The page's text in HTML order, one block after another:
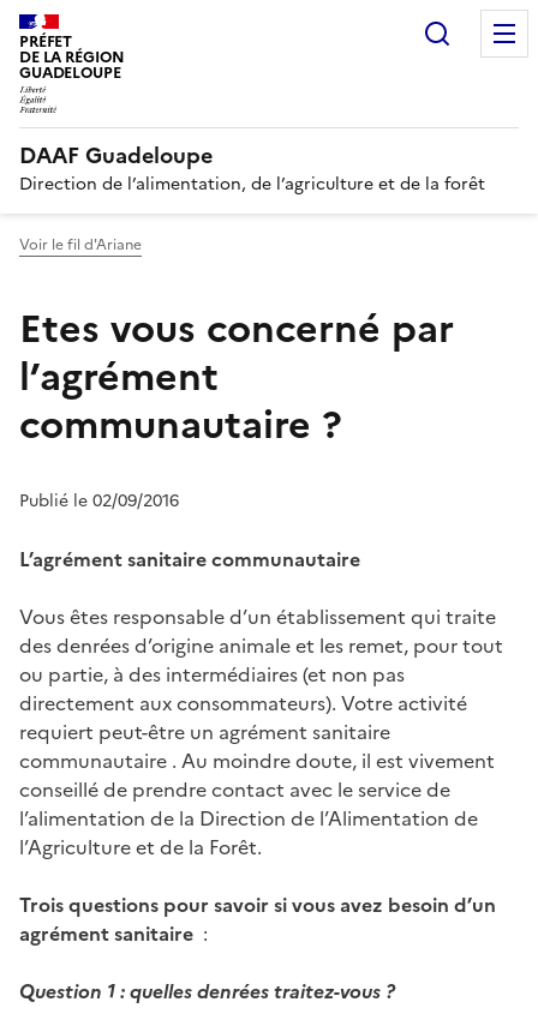
PRÉFET
DE LA RÉGION
GUADELOUPE
DAAF Guadeloupe
Direction de l’alimentation, de l’agriculture et de la forêt
Voir le fil d'Ariane
Etes vous concerné par
l’agrément
communautaire ?
Publié le 02/09/2016
L’agrément sanitaire communautaire
Vous êtes responsable d’un établissement qui traite
des denrées d’origine animale et les remet, pour tout
ou partie, à des intermédiaires (et non pas
directement aux consommateurs). Votre activité
requiert peut-être un agrément sanitaire
communautaire . Au moindre doute, il est vivement
conseillé de prendre contact avec le service de
l’alimentation de la Direction de l’Alimentation de
l’Agriculture et de la Forêt.
Trois questions pour savoir si vous avez besoin d’un
agrément sanitaire :
Question 1 : quelles denrées traitez-vous ?